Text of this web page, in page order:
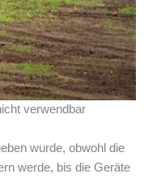
verwendbar
wurde, obwohl die
werde, bis die Geräte